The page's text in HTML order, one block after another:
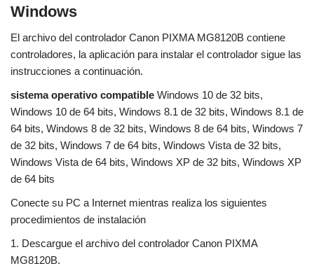
Windows
El archivo del controlador Canon PIXMA MG8120B contiene
controladores, la aplicación para instalar el controlador sigue las
instrucciones a continuación.
sistema operativo compatible Windows 10 de 32 bits,
Windows 10 de 64 bits, Windows 8.1 de 32 bits, Windows 8.1 de
64 bits, Windows 8 de 32 bits, Windows 8 de 64 bits, Windows 7
de 32 bits, Windows 7 de 64 bits, Windows Vista de 32 bits,
Windows Vista de 64 bits, Windows XP de 32 bits, Windows XP
de 64 bits
Conecte su PC a Internet mientras realiza los siguientes
procedimientos de instalación
1. Descargue el archivo del controlador Canon PIXMA
MG8120B.